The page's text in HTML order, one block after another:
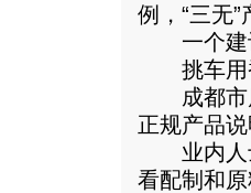
例，“三无”
一个建
挑车用
成都市质
正规产品
业内人士
看配制和